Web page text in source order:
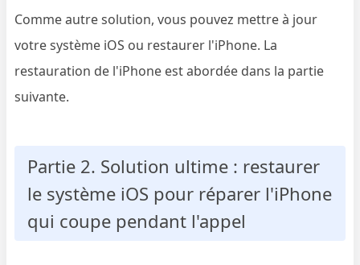
Comme autre solution, vous pouvez mettre à jour
votre système iOS ou restaurer l'iPhone. La
restauration de l'iPhone est abordée dans la partie
suivante.
Partie 2. Solution ultime : restaurer
le système iOS pour réparer l'iPhone
qui coupe pendant l'appel